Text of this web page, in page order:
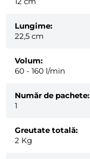
Lungime:
22,5 cm
Volum:
60 - 160 l/min
Număr de pachete:
1
Greutate totală:
2 Kg